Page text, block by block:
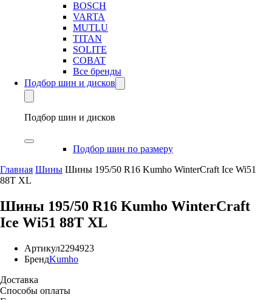
BOSCH
VARTA
MUTLU
TITAN
SOLITE
COBAT
Все бренды
Подбор шин и дисков
Подбор шин и дисков
Подбор шин по размеру
Главная Шины Шины 195/50 R16 Kumho WinterCraft Ice Wi51
88T XL
Шины 195/50 R16 Kumho WinterCraft
Ice Wi51 88T XL
Артикул2294923
БрендKumho
Доставка
Способы оплаты